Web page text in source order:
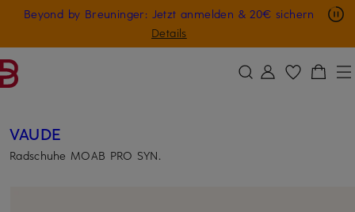
ZUM HAUPTINHALT ÜBERSPRINGEN
Beyond by Breuninger: Jetzt anmelden & 20€ sichern
Details
Nur in der App: -10 € auf digitale Geschenkkarten
GESCHENK20
VAUDE
Radschuhe MOAB PRO SYN.